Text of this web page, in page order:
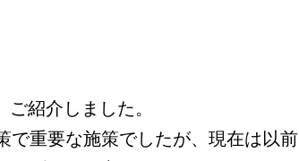
紹介しました。
で重要な施策でしたが、現在は以前